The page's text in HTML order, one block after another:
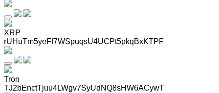
XRP
rUHuTm5yeFf7WSpuqsU4UCPt5pkqBxKTPF
Tron
TJ2bEnctTjuu4LWgv7SyUdNQ8sHW6ACywT